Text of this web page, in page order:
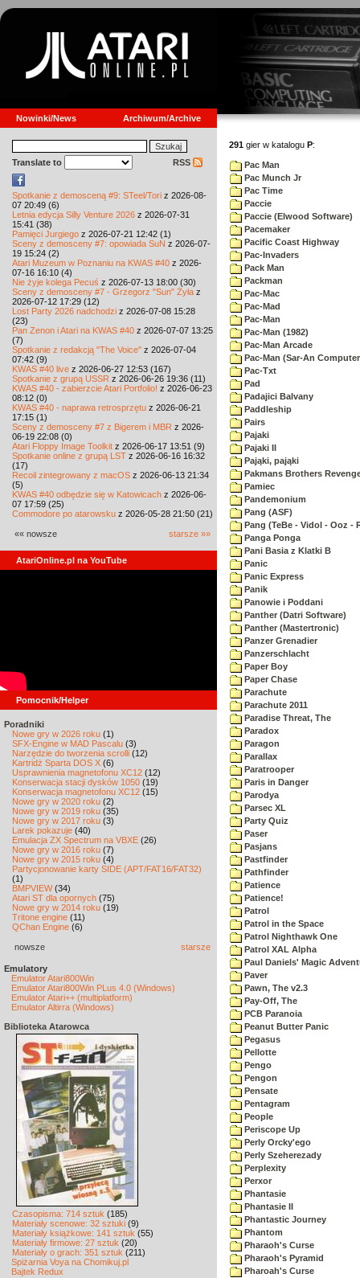
Nowinki/News Archiwum/Archive
Translate to RSS
Spotkanie z demosceną #9: STeel/Tori z 2026-08-
07 20:49 (6)
Letnia edycja Silly Venture 2026 z 2026-07-31
15:41 (38)
Pamięci Jurgiego z 2026-07-21 12:42 (1)
Sceny z demosceny #7: opowiada SuN z 2026-07-
19 15:24 (2)
Atari Muzeum w Poznaniu na KWAS #40 z 2026-
07-16 16:10 (4)
Nie żyje kolega Pecuś z 2026-07-13 18:00 (30)
Sceny z demosceny #7 - Grzegorz "Sun" Żyła z
2026-07-12 17:29 (12)
Lost Party 2026 nadchodzi z 2026-07-08 15:28
(23)
Pan Zenon i Atari na KWAS #40 z 2026-07-07 13:25
(7)
Spotkanie z redakcją "The Voice" z 2026-07-04
07:42 (9)
KWAS #40 live z 2026-06-27 12:53 (167)
Spotkanie z grupą USSR z 2026-06-26 19:36 (11)
KWAS #40 - zabierzcie Atari Portfolio! z 2026-06-23
08:12 (0)
KWAS #40 - naprawa retrosprzętu z 2026-06-21
17:15 (1)
Sceny z demosceny #7 z Bigerem i MBR z 2026-
06-19 22:08 (0)
Atari Floppy Image Toolkit z 2026-06-17 13:51 (9)
Spotkanie online z grupą LST z 2026-06-16 16:32
(17)
Recoil zintegrowany z macOS z 2026-06-13 21:34
(5)
KWAS #40 odbędzie się w Katowicach z 2026-06-
07 17:59 (25)
Commodore po atarowsku z 2026-05-28 21:50 (21)
«« nowsze starsze »»
AtariOnline.pl na YouTube
Pomocnik/Helper
Poradniki
Nowe gry w 2026 roku (1)
SFX-Engine w MAD Pascalu (3)
Narzędzie do tworzenia scrolli (12)
Kartridż Sparta DOS X (6)
Usprawnienia magnetofonu XC12 (12)
Konserwacja stacji dysków 1050 (19)
Konserwacja magnetofonu XC12 (15)
Nowe gry w 2020 roku (2)
Nowe gry w 2019 roku (35)
Nowe gry w 2017 roku (3)
Larek pokazuje (40)
Emulacja ZX Spectrum na VBXE (26)
Nowe gry w 2016 roku (7)
Nowe gry w 2015 roku (4)
Partycjonowanie karty SIDE (APT/FAT16/FAT32)
(1)
BMPVIEW(34)
Atari ST dla opornych (75)
Nowe gry w 2014 roku (19)
Tritone engine (11)
QChan Engine (6)
nowsze starsze
Emulatory
Emulator Atari800Win
Emulator Atari800Win PLus 4.0 (Windows)
Emulator Atari++ (multiplatform)
Emulator Altirra (Windows)
Biblioteka Atarowca
Czasopisma: 714 sztuk (185)
Materiały scenowe: 32 sztuki (9)
Materiały książkowe: 141 sztuk (55)
Materiały firmowe: 27 sztuk (20)
Materiały o grach: 351 sztuk (211)
Spiżarnia Voya na Chomikuj.pl
Bajtek Redux
291 gier w katalogu P:
Pac Man
Pac Munch Jr
Pac Time
Paccie
Paccie (Elwood Software)
Pacemaker
Pacific Coast Highway
Pac-Invaders
Pack Man
Packman
Pac-Mac
Pac-Mad
Pac-Man
Pac-Man (1982)
Pac-Man Arcade
Pac-Man (Sar-An
Pac-Txt
Pad
Padajici Balvany
Paddleship
Pairs
Pajaki
Pajaki II
Pająki, pająki
Pakmans Brothers
Pamiec
Pandemonium
Pang (ASF)
Pang (TeBe - Vidol - Ooz -
Panga Ponga
Pani Basia z Klatki B
Panic
Panic Express
Panik
Panowie i Poddani
Panther (Datri Software)
Panther (Mastertronic)
Panzer Grenadier
Panzerschlacht
Paper Boy
Paper Chase
Parachute
Parachute 2011
Paradise Threat, The
Paradox
Paragon
Parallax
Paratrooper
Paris in Danger
Parodya
Parsec XL
Party Quiz
Paser
Pasjans
Pastfinder
Pathfinder
Patience
Patience!
Patrol
Patrol in the Space
Patrol Nighthawk One
Patrol XAL Alpha
Paul Daniels' Magic
Paver
Pawn, The v2.3
Pay-Off, The
PCB Paranoia
Peanut Butter Panic
Pegasus
Pellotte
Pengo
Pengon
Pensate
Pentagram
People
Periscope Up
Perly Orcky'ego
Perly Szeherezady
Perplexity
Perxor
Phantasie
Phantasie II
Phantastic Journey
Phantom
Pharaoh's Curse
Pharaoh's Pyramid
Pharoah's Curse